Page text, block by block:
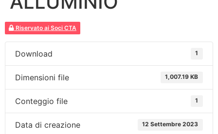
Riservato ai Soci CTA
Download 1
Dimensioni file 1,007.19 KB
Conteggio file 1
Data di creazione 12 Settembre 2023